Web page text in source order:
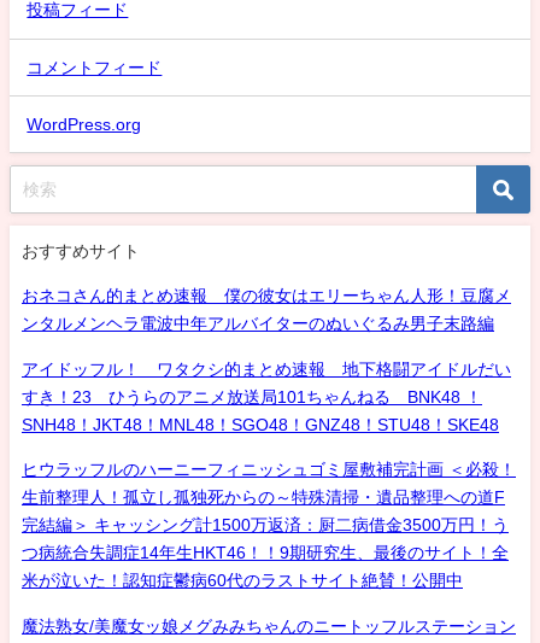
投稿フィード
コメントフィード
WordPress.org
おすすめサイト
おネコさん的まとめ速報 僕の彼女はエリーちゃん人形！豆腐メ
ンタルメンヘラ電波中年アルバイターのぬいぐるみ男子末路編
アイドッフル！ ワタクシ的まとめ速報 地下格闘アイドルだい
すき！23 ひうらのアニメ放送局101ちゃんねる BNK48 ！
SNH48！JKT48！MNL48！SGO48！GNZ48！STU48！SKE48
ヒウラッフルのハーニーフィニッシュゴミ屋敷補完計画 ＜必殺！
生前整理人！孤立し孤独死からの～特殊清掃・遺品整理への道F
完結編＞ キャッシング計1500万返済：厨二病借金3500万円！う
つ病統合失調症14年生HKT46！！9期研究生、最後のサイト！全
米が泣いた！認知症鬱病60代のラストサイト絶賛！公開中
魔法熟女/美魔女ッ娘メグみみちゃんのニートッフルステーション